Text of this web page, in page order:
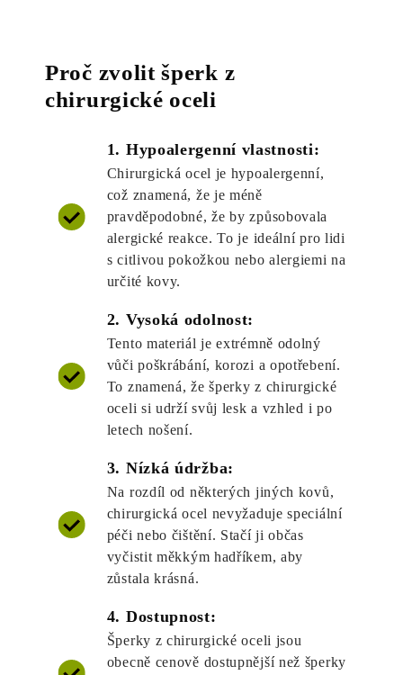
Proč zvolit šperk z
chirurgické oceli
1. Hypoalergenní vlastnosti:
Chirurgická ocel je hypoalergenní,
což znamená, že je méně
pravděpodobné, že by způsobovala
alergické reakce. To je ideální pro lidi
s citlivou pokožkou nebo alergiemi na
určité kovy.
2. Vysoká odolnost:
Tento materiál je extrémně odolný
vůči poškrábání, korozi a opotřebení.
To znamená, že šperky z chirurgické
oceli si udrží svůj lesk a vzhled i po
letech nošení.
3. Nízká údržba:
Na rozdíl od některých jiných kovů,
chirurgická ocel nevyžaduje speciální
péči nebo čištění. Stačí ji občas
vyčistit měkkým hadříkem, aby
zůstala krásná.
4. Dostupnost:
Šperky z chirurgické oceli jsou
obecně cenově dostupnější než šperky